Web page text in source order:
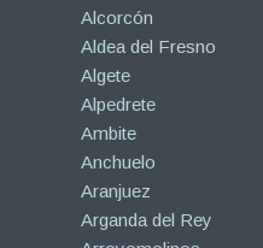
Alcorcón
Aldea del Fresno
Algete
Alpedrete
Ambite
Anchuelo
Aranjuez
Arganda del Rey